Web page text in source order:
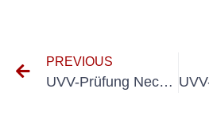
PREVIOUS
UVV-Prüfung Neckarsulm